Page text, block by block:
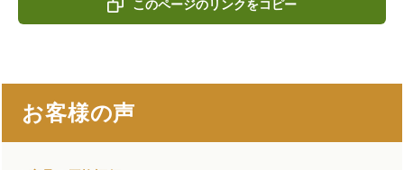
このページのリンクをコピー
お客様の声